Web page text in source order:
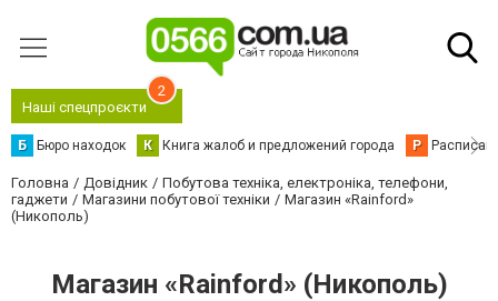
Наші спецпроєкти
2
Б Бюро находок К Книга жалоб и предложений города Р
Головна Довідник
Побутова техніка, електроніка, телефони,
гаджети
Магазини побутової техніки
Магазин «Rainford»
(Никополь)
Магазин «Rainford» (Никополь)